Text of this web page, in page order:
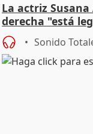
La actriz
derecha "está
Sonido